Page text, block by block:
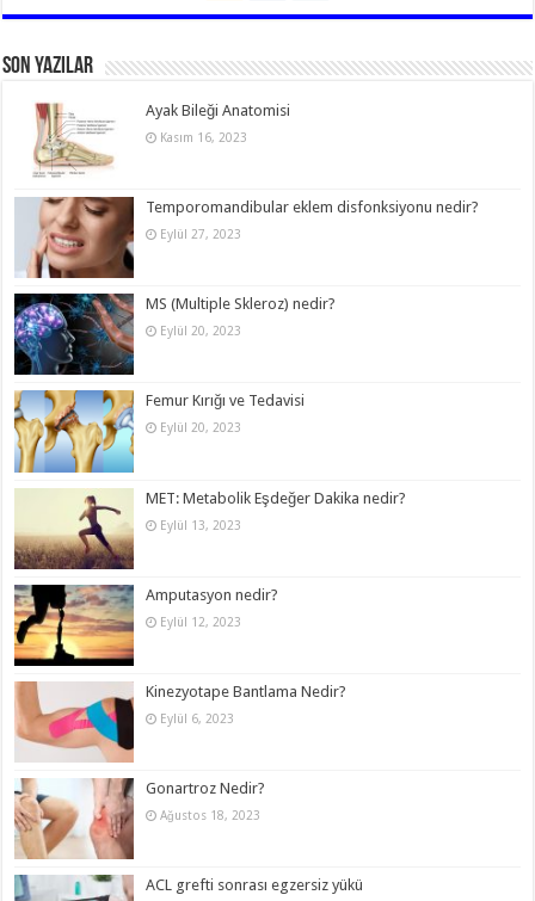
Son Yazılar
Ayak Bileği Anatomisi
Kasım 16, 2023
Temporomandibular eklem disfonksiyonu nedir?
Eylül 27, 2023
MS (Multiple Skleroz) nedir?
Eylül 20, 2023
Femur Kırığı ve Tedavisi
Eylül 20, 2023
MET: Metabolik Eşdeğer Dakika nedir?
Eylül 13, 2023
Amputasyon nedir?
Eylül 12, 2023
Kinezyotape Bantlama Nedir?
Eylül 6, 2023
Gonartroz Nedir?
Ağustos 18, 2023
ACL grefti sonrası egzersiz yükü